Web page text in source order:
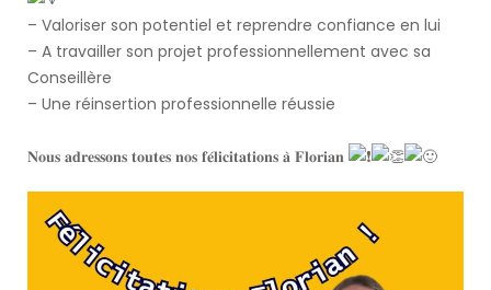
– Valoriser son potentiel et reprendre confiance en lui
– A travailler son projet professionnellement avec sa
Conseillère
– Une réinsertion professionnelle réussie
𝐍𝐨𝐮𝐬 𝐚𝐝𝐫𝐞𝐬𝐬𝐨𝐧𝐬 𝐭𝐨𝐮𝐭𝐞𝐬 𝐧𝐨𝐬 𝐟𝐞́𝐥𝐢𝐜𝐢𝐭𝐚𝐭𝐢𝐨𝐧𝐬 𝐚̀ 𝐅𝐥𝐨𝐫𝐢𝐚𝐧